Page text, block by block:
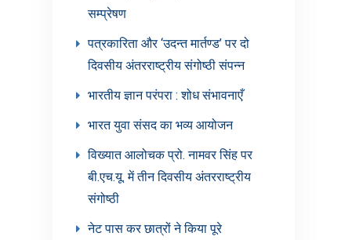
सम्प्रेषण
पत्रकारिता और ‘उदन्त मार्तण्ड’ पर दो
दिवसीय अंतरराष्ट्रीय संगोष्ठी संपन्न
भारतीय ज्ञान परंपरा : शोध संभावनाएँ
भारत युवा संसद का भव्य आयोजन
विख्यात आलोचक प्रो. नामवर सिंह पर
बी.एच.यू. में तीन दिवसीय अंतरराष्ट्रीय
संगोष्ठी
नेट पास कर छात्रों ने किया पूरे